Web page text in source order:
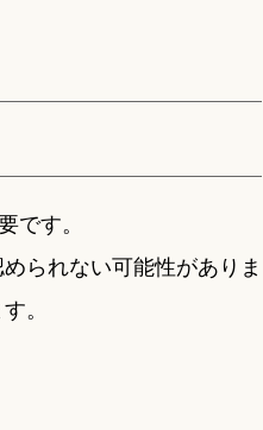
す。
られない可能性がありま
。